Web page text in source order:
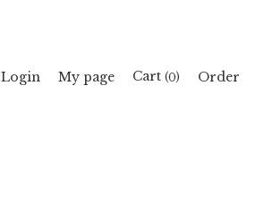
Login My page Cart(0) Order